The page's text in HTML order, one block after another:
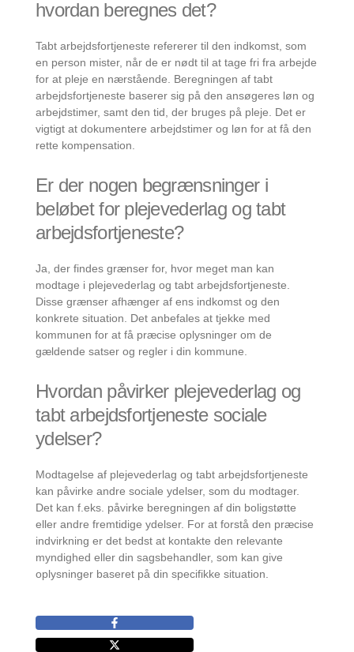
hvordan beregnes det?
Tabt arbejdsfortjeneste refererer til den indkomst, som
en person mister, når de er nødt til at tage fri fra arbejde
for at pleje en nærstående. Beregningen af tabt
arbejdsfortjeneste baserer sig på den ansøgeres løn og
arbejdstimer, samt den tid, der bruges på pleje. Det er
vigtigt at dokumentere arbejdstimer og løn for at få den
rette kompensation.
Er der nogen begrænsninger i
beløbet for plejevederlag og tabt
arbejdsfortjeneste?
Ja, der findes grænser for, hvor meget man kan
modtage i plejevederlag og tabt arbejdsfortjeneste.
Disse grænser afhænger af ens indkomst og den
konkrete situation. Det anbefales at tjekke med
kommunen for at få præcise oplysninger om de
gældende satser og regler i din kommune.
Hvordan påvirker plejevederlag og
tabt arbejdsfortjeneste sociale
ydelser?
Modtagelse af plejevederlag og tabt arbejdsfortjeneste
kan påvirke andre sociale ydelser, som du modtager.
Det kan f.eks. påvirke beregningen af din boligstøtte
eller andre fremtidige ydelser. For at forstå den præcise
indvirkning er det bedst at kontakte den relevante
myndighed eller din sagsbehandler, som kan give
oplysninger baseret på din specifikke situation.